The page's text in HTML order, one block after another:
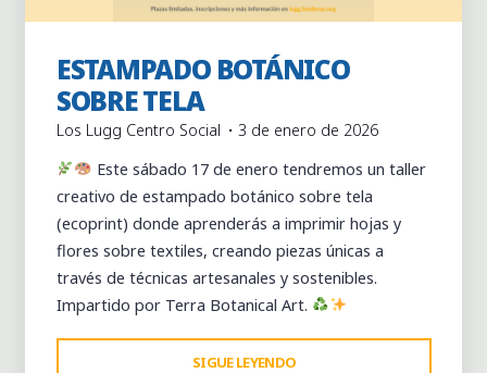
Actividades Actividades puntuales
ESTAMPADO BOTÁNICO
SOBRE TELA
Los Lugg Centro Social
3 de enero de 2026
Este sábado 17 de enero tendremos un taller
creativo de estampado botánico sobre tela
(ecoprint) donde aprenderás a imprimir hojas y
flores sobre textiles, creando piezas únicas a
través de técnicas artesanales y sostenibles.
Impartido por Terra Botanical Art.
SIGUE LEYENDO